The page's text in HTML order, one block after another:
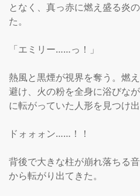
となく、真っ赤に燃え盛る炎
た。
「エミリー……っ！」
熱風と黒煙が視界を奪う。燃
避け、火の粉を全身に浴びな
に転がっていた人形を見つけ出
ドォォォン……！！
背後で大きな柱が崩れ落ちる
から転がり出てきた。